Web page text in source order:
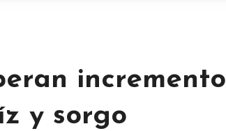
incremento
y sorgo